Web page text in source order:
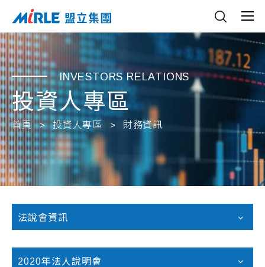
INVESTORS RELATIONS
投資人專區
首頁 投資人專區 財務資訊
法說會資訊
2020年法人說明會